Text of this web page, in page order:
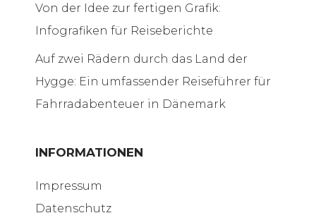
Von der Idee zur fertigen Grafik:
Infografiken für Reiseberichte
Auf zwei Rädern durch das Land der
Hygge: Ein umfassender Reiseführer für
Fahrradabenteuer in Dänemark
INFORMATIONEN
Impressum
Datenschutz